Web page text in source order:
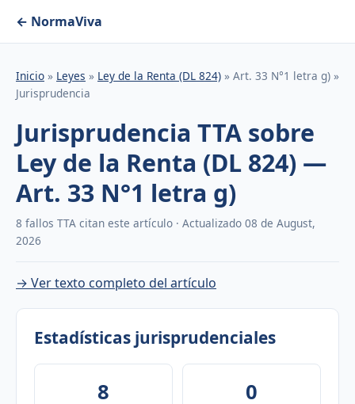
← NormaViva
Inicio » Leyes » Ley de la Renta (DL 824) » Art. 33 N°1 letra g) »
Jurisprudencia
Jurisprudencia TTA sobre
Ley de la Renta (DL 824) —
Art. 33 N°1 letra g)
8 fallos TTA citan este artículo · Actualizado 08 de August,
2026
→ Ver texto completo del artículo
Estadísticas jurisprudenciales
8 0